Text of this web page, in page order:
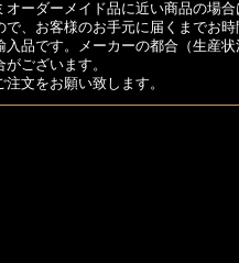
ーダーメイド品に近い商品の場合
、お客様のお手元に届くまでお時
品です。メーカーの都合（生産
ございます。
文をお願い致します。